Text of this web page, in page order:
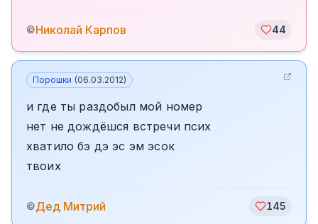
©Николай Карпов 44
Порошки (06.03.2012)
и где ты раздобыл мой номер
нет не дождёшся встречи псих
хватило бэ дэ эс эм эсок
твоих
©Дед Митрий 145